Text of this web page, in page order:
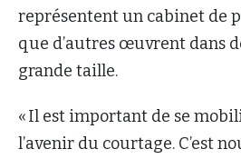
représentent un cabinet de
que d’autres œuvrent dans
grande taille.
« Il est important de se
l’avenir du courtage. C’est